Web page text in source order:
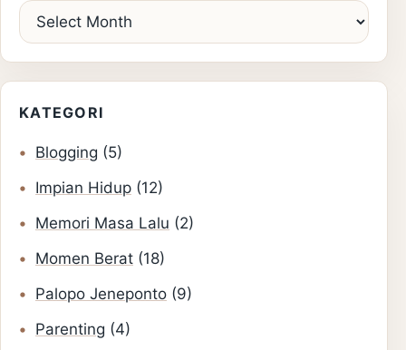
Arsip
KATEGORI
Blogging (5)
Impian Hidup (12)
Memori Masa Lalu (2)
Momen Berat (18)
Palopo Jeneponto (9)
Parenting (4)